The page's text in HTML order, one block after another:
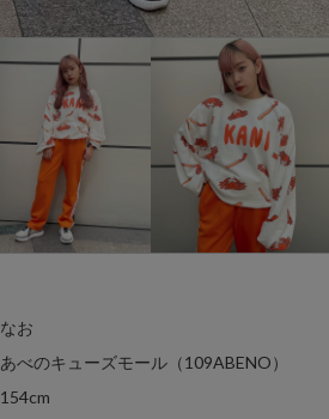
なお
あべのキューズモール（109ABENO）
154cm